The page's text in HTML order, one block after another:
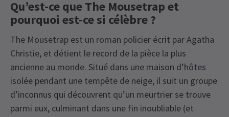
Qu’est-ce que The Mousetrap et
pourquoi est-ce si célèbre ?
The Mousetrap est un roman policier écrit par Agatha
Christie, et détient le record de la pièce la plus
ancienne au monde. Situé dans une maison d’hôtes
isolée pendant une tempête de neige, il suit un groupe
d’inconnus qui découvrent qu’un meurtrier se trouve
parmi eux, culminant dans une fin inoubliable (et